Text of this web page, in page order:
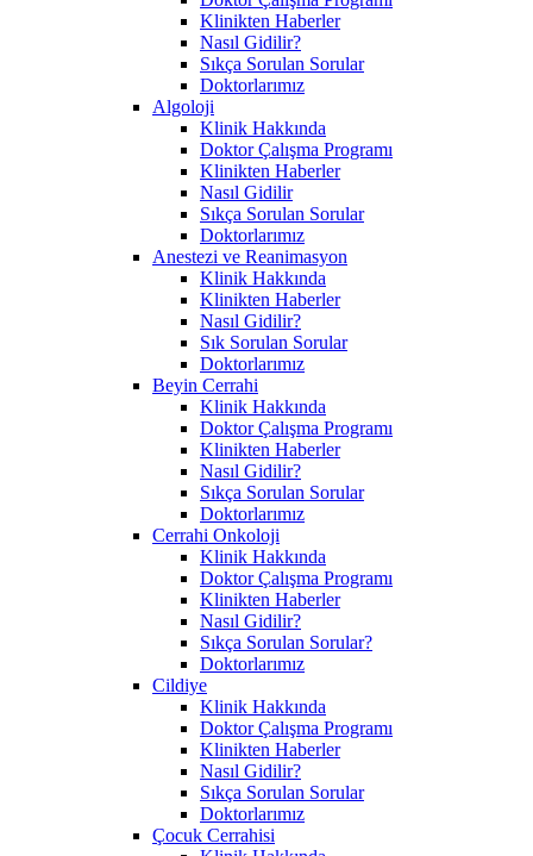
Klinikten Haberler
Nasıl Gidilir?
Sıkça Sorulan Sorular
Doktorlarımız
Algoloji
Klinik Hakkında
Doktor Çalışma Programı
Klinikten Haberler
Nasıl Gidilir
Sıkça Sorulan Sorular
Doktorlarımız
Anestezi ve Reanimasyon
Klinik Hakkında
Klinikten Haberler
Nasıl Gidilir?
Sık Sorulan Sorular
Doktorlarımız
Beyin Cerrahi
Klinik Hakkında
Doktor Çalışma Programı
Klinikten Haberler
Nasıl Gidilir?
Sıkça Sorulan Sorular
Doktorlarımız
Cerrahi Onkoloji
Klinik Hakkında
Doktor Çalışma Programı
Klinikten Haberler
Nasıl Gidilir?
Sıkça Sorulan Sorular?
Doktorlarımız
Cildiye
Klinik Hakkında
Doktor Çalışma Programı
Klinikten Haberler
Nasıl Gidilir?
Sıkça Sorulan Sorular
Doktorlarımız
Çocuk Cerrahisi